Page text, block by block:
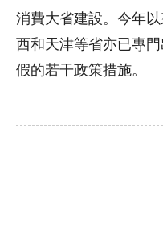
消費大省建設。今年
西和天津等省亦已專
假的若干政策措施。